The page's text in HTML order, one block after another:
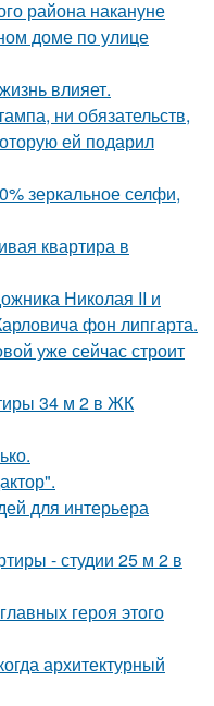
района накануне
доме по улице
влияет.
ни обязательств,
ей подарил
зеркальное селфи,
квартира в
Николая II и
фон липгарта.
уже сейчас строит
34 м 2 в ЖК
для интерьера
- студии 25 м 2 в
героя этого
архитектурный